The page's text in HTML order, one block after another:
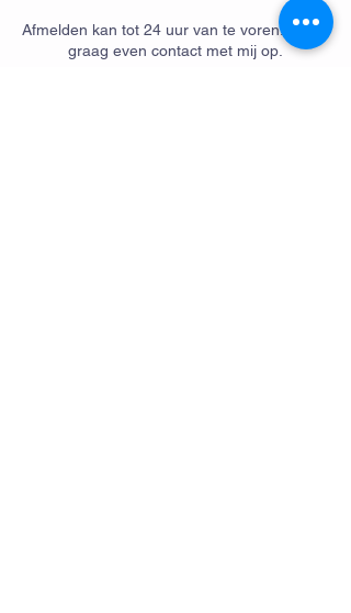
Afmelden kan tot 24 uur van te voren. Neem
graag even contact met mij op.